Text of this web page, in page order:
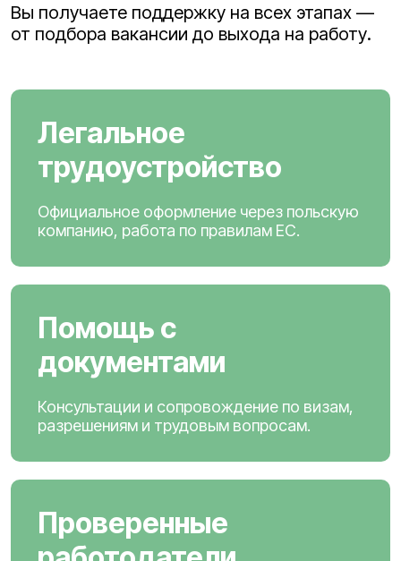
Вы получаете поддержку на всех этапах —
от подбора вакансии до выхода на работу.
Легальное
трудоустройство
Официальное оформление через польскую
компанию, работа по правилам ЕС.
Помощь с
документами
Консультации и сопровождение по визам,
разрешениям и трудовым вопросам.
Проверенные